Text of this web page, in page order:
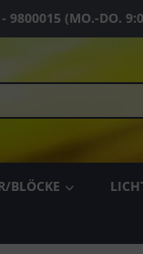
9800015 (MO.-DO.
BLÖCKE